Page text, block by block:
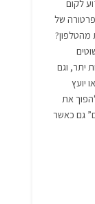
לקום
של
מהטלפון?
יתר, וגם
יועץ
את
גם כאשר